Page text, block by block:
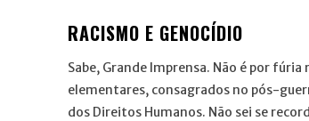
RACISMO E GENOCÍDIO
Sabe, Grande Imprensa. Não é por
elementares, consagrados no pós-
dos Direitos Humanos. Não sei se